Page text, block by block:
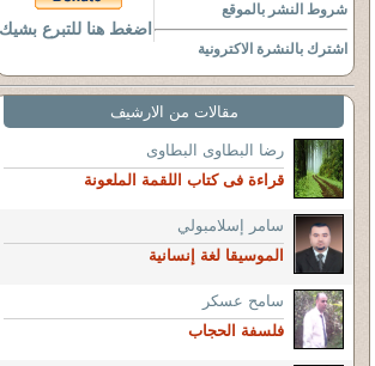
شروط النشر بالموقع
اشترك بالنشرة الاكترونية
اضغط هنا للتبرع بشيك
مقالات من الارشيف
رضا البطاوى البطاوى
قراءة فى كتاب اللقمة الملعونة
سامر إسلامبولي
الموسيقا لغة إنسانية
سامح عسكر
فلسفة الحجاب